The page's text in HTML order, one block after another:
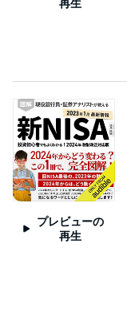
再生
プレビューの
再生